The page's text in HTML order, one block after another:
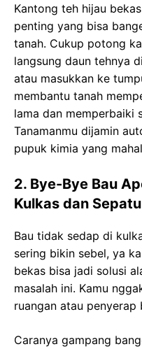
Kantong teh hijau
penting yang bisa
tanah. Cukup potong
langsung daun tehnya
atau masukkan ke
membantu tanah
lama dan memperbaiki
Tanamanmu dijamin
pupuk kimia yang
2. Bye-Bye Bau
Kulkas dan Sepatu
Bau tidak sedap di
sering bikin sebel, ya
bekas bisa jadi solusi
masalah ini. Kamu
ruangan atau penyerap
Caranya gampang